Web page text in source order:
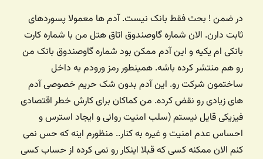
در ضمن ! بحث فقط بانک نیست. آدم ها معمولا پسوردهای
ثابت دارن. الان شماره گاوصندوق اتاق هتل من با شماره کارت
بانکی ام یکیه و این آدم ممکن بود شماره گاوصندوق بانک من
رو هم منتشر کرده باشه. همینطور رمز ورودم به داخل
ساختمون شرکت رو. این آدم بدون شک حریم خصوصی آدم
های زیادی رو نقض کرده. من کماکان برای کارش خطر اقتصادی
فیزیکی قایل نیستم (سلب امنیت روانی و ایجاد استرس و
احساس عدم امنیت و غیره به کنار.. منظورم اینه که حس نمی
کنم الان ممکنه کسی که قبلا اینکار رو نمی کرده از حساب کسی